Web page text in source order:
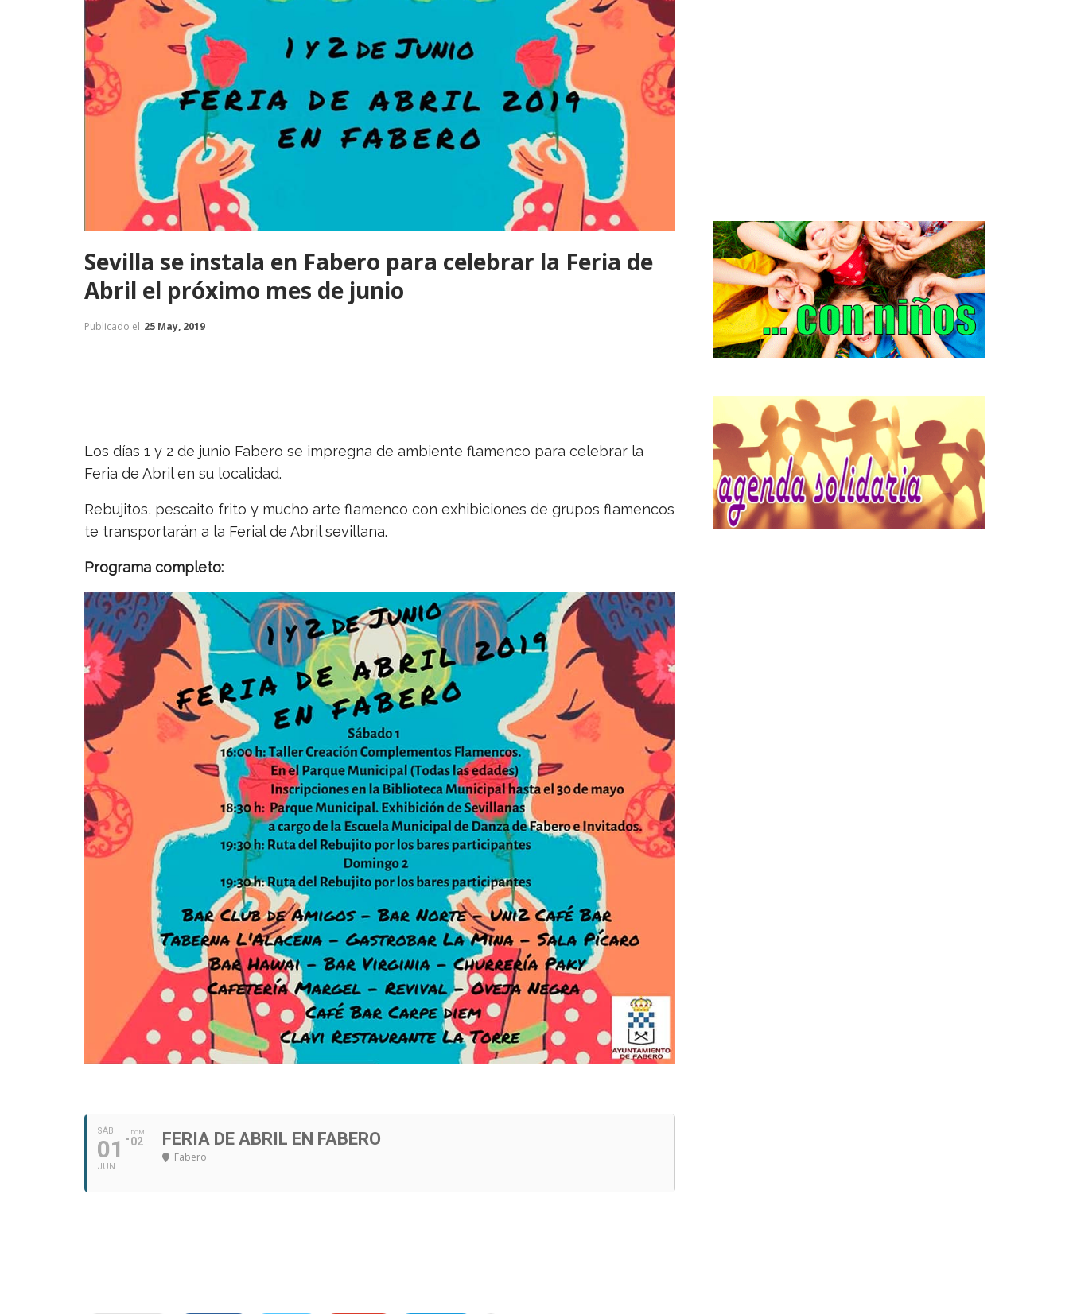
Sevilla se instala en Fabero para celebrar la Feria de
Abril el próximo mes de junio
Publicado el 25 May, 2019
Los días 1 y 2 de junio Fabero se impregna de ambiente flamenco para celebrar la
Feria de Abril en su localidad.
Rebujitos, pescaito frito y mucho arte flamenco con exhibiciones de grupos flamencos
te transportarán a la Ferial de Abril sevillana.
Programa completo:
SÁB
01
JUN
DOM
02 FERIA DE ABRIL EN FABERO
Fabero